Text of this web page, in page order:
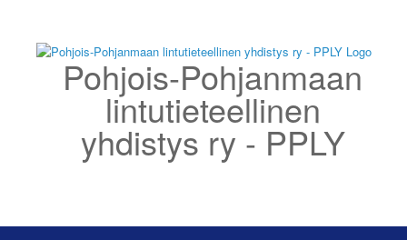
content
Pohjois-Pohjanmaan
lintutieteellinen
yhdistys ry - PPLY